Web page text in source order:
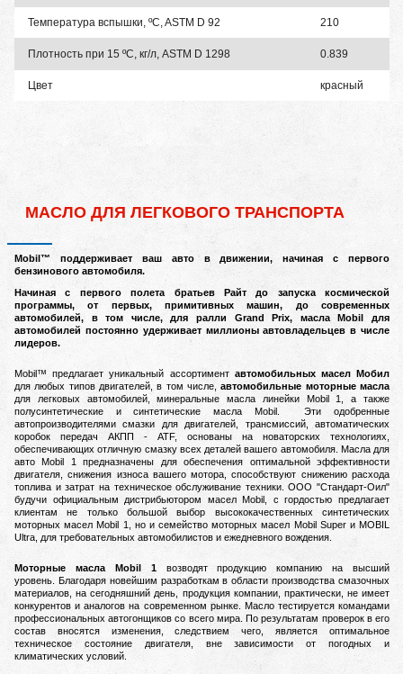
Температура вспышки, ºC, ASTM D 92 210
Плотность при 15 ºC, кг/л, АSTM D 1298 0.839
Цвет красный
МАСЛО ДЛЯ ЛЕГКОВОГО ТРАНСПОРТА
Mobil™ поддерживает ваш авто в движении, начиная с первого
бензинового автомобиля.
Начиная с первого полета братьев Райт до запуска космической
программы, от первых, примитивных машин, до современных
автомобилей, в том числе, для ралли Grand Prix, масла Mobil для
автомобилей постоянно удерживает миллионы автовладельцев в числе
лидеров.
Mobil™ предлагает уникальный ассортимент автомобильных масел Мобил
для любых типов двигателей, в том числе,автомобильные моторные масла
для легковых автомобилей, минеральные масла линейки Mobil 1, а также
полусинтетические и синтетические масла Mobil.Эти одобренные
автопроизводителями смазки для двигателей, трансмиссий, автоматических
коробок передач АКПП - ATF, основаны на новаторских технологиях,
обеспечивающих отличную смазку всех деталей вашего автомобиля. Масла для
авто Mobil 1 предназначены для обеспечения оптимальной эффективности
двигателя, снижения износа вашего мотора, способствуют снижению расхода
топлива и затрат на техническое обслуживание техники.ООО "Стандарт-Оил"
будучи официальным дистрибьютором масел Mobil, с гордостью предлагает
клиентам не только большой выбор высококачественных синтетических
моторных масел Mobil 1, но и семейство моторных масел Mobil Super и MOBIL
Ultra, для требовательных автомобилистов и ежедневного вождения.
Моторные масла Mobil 1возводят продукцию компанию на высший
уровень. Благодаря новейшим разработкам в области производства смазочных
материалов, на сегодняшний день, продукция компании, практически, не имеет
конкурентов и аналогов на современном рынке.
Масло тестируется командами
профессиональных автогонщиков со всего мира. По результатам проверок в его
состав вносятся изменения, следствием чего, является оптимальное
техническое состояние двигателя, вне зависимости от погодных и
климатических условий.